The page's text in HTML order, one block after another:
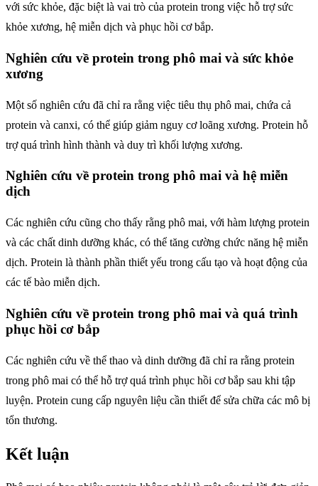
với sức khỏe, đặc biệt là vai trò của protein trong việc hỗ trợ sức
khỏe xương, hệ miễn dịch và phục hồi cơ bắp.
Nghiên cứu về protein trong phô mai và sức khỏe
xương
Một số nghiên cứu đã chỉ ra rằng việc tiêu thụ phô mai, chứa cả
protein và canxi, có thể giúp giảm nguy cơ loãng xương. Protein hỗ
trợ quá trình hình thành và duy trì khối lượng xương.
Nghiên cứu về protein trong phô mai và hệ miễn
dịch
Các nghiên cứu cũng cho thấy rằng phô mai, với hàm lượng protein
và các chất dinh dưỡng khác, có thể tăng cường chức năng hệ miễn
dịch. Protein là thành phần thiết yếu trong cấu tạo và hoạt động của
các tế bào miễn dịch.
Nghiên cứu về protein trong phô mai và quá trình
phục hồi cơ bắp
Các nghiên cứu về thể thao và dinh dưỡng đã chỉ ra rằng protein
trong phô mai có thể hỗ trợ quá trình phục hồi cơ bắp sau khi tập
luyện. Protein cung cấp nguyên liệu cần thiết để sửa chữa các mô bị
tổn thương.
Kết luận